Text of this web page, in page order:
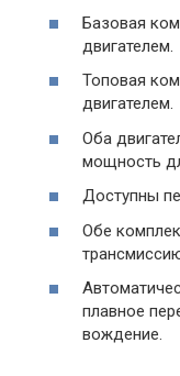
Базовая
двигателем.
Топовая
двигателем.
Оба
мощность
Доступны
Обе
плавное
вождение.